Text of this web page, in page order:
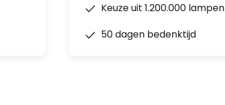
Keuze uit 1.200.000 lampen
50 dagen bedenktijd